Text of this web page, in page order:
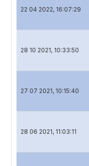
22 04 2022, 16:07:29
28 10 2021, 10:33:50
27 07 2021, 10:15:40
28 06 2021, 11:03:11